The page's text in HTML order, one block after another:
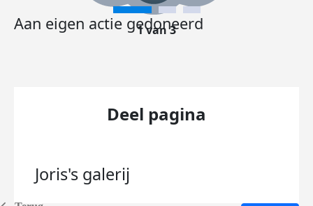
Aan eigen actie gedoneerd
1 van 3
Deel pagina
Joris's galerij